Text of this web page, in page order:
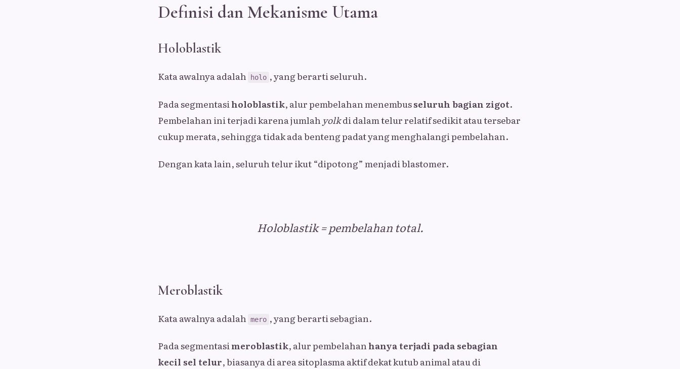
Definisi dan Mekanisme Utama
Holoblastik
Kata awalnya adalah holo , yang berarti seluruh.
Pada segmentasiholoblastik, alur pembelahan menembusseluruh bagian zigot.
Pembelahan ini terjadi karena jumlah yolkdi dalam telur relatif sedikit atau tersebar
cukup merata, sehingga tidak ada benteng padat yang menghalangi pembelahan.
Dengan kata lain, seluruh telur ikut “dipotong” menjadi blastomer.
Holoblastik = pembelahan total.
Meroblastik
Kata awalnya adalah mero , yang berarti sebagian.
Pada segmentasimeroblastik, alur pembelahanhanya terjadi pada sebagian
kecil sel telur, biasanya di area sitoplasma aktif dekat kutub animal atau di